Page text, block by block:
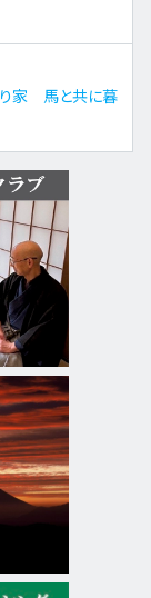
家 馬と共に暮